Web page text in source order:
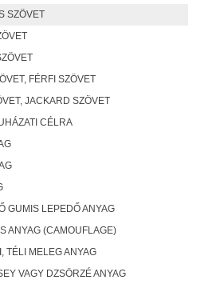
SZÖVET
FÉRFI SZÖVET
JACKARD SZÖVET
CÉLRA
GUMIS LEPEDŐ ANYAG
ANYAG (CAMOUFLAGE)
TÉLI MELEG ANYAG
VAGY DZSÖRZÉ ANYAG